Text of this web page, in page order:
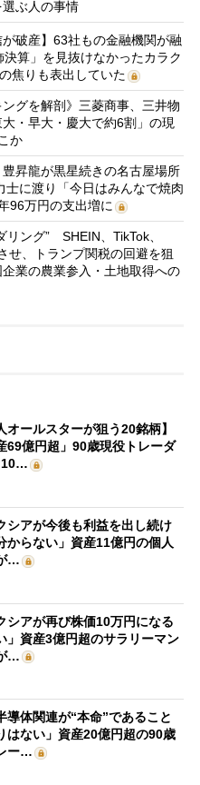
ぶ人の事情
破産】63社もの金融機関が融
算」を見抜けなかったカラク
焦りも表出していた
グを解剖》三菱商事、三井物
・早大・慶大で約6割」の現
か
昇龍が黒星続きの名古屋場所
に渡り「今日はみんなで焼肉
96万円の支出増に
リング” SHEIN、TikTok、
、トランプ関税の回避を狙
業の農業参入・土地取得への
オールスターが狙う20銘柄】
69億円超」90歳現役トレーダ
シアが今後も利益を出し続け
からない」資産11億円の個人
…
シアが再び株価10万円になる
」資産3億円超のサラリーマン
…
導体関連が“本命”であること
はない」資産20億円超の90歳
ー…